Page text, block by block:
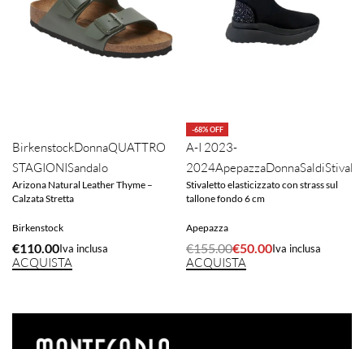
BirkenstockDonnaQUATTRO
STAGIONISandalo
Arizona Natural Leather Thyme –
Calzata Stretta
Birkenstock
€110.00Iva inclusa
ACQUISTA
-68% OFF
A-I 2023-
2024ApepazzaDonnaSaldi
Stivaletto elasticizzato con strass sul
tallone fondo 6 cm
Apepazza
€155.00€50.00Iva inclusa
ACQUISTA